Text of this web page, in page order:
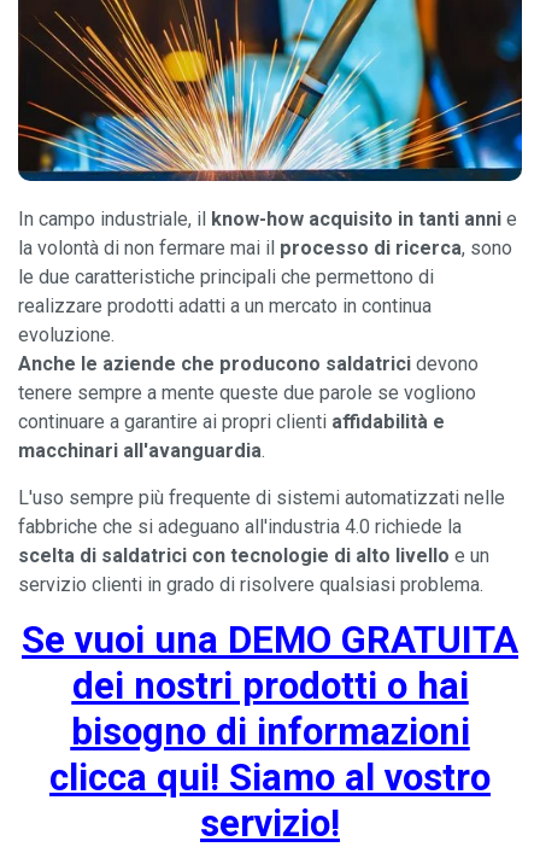
In campo industriale, il know-how acquisito in tanti anni e
la volontà di non fermare mai il processo di ricerca, sono
le due caratteristiche principali che permettono di
realizzare prodotti adatti a un mercato in continua
evoluzione.
Anche le aziende che producono saldatrici devono
tenere sempre a mente queste due parole se vogliono
continuare a garantire ai propri clienti affidabilità e
macchinari all'avanguardia.
L'uso sempre più frequente di sistemi automatizzati nelle
fabbriche che si adeguano all'industria 4.0 richiede la
scelta di saldatrici con tecnologie di alto livello e un
servizio clienti in grado di risolvere qualsiasi problema.
Se vuoi una DEMO GRATUITA
dei nostri prodotti o hai
bisogno di informazioni
clicca qui! Siamo al vostro
servizio!